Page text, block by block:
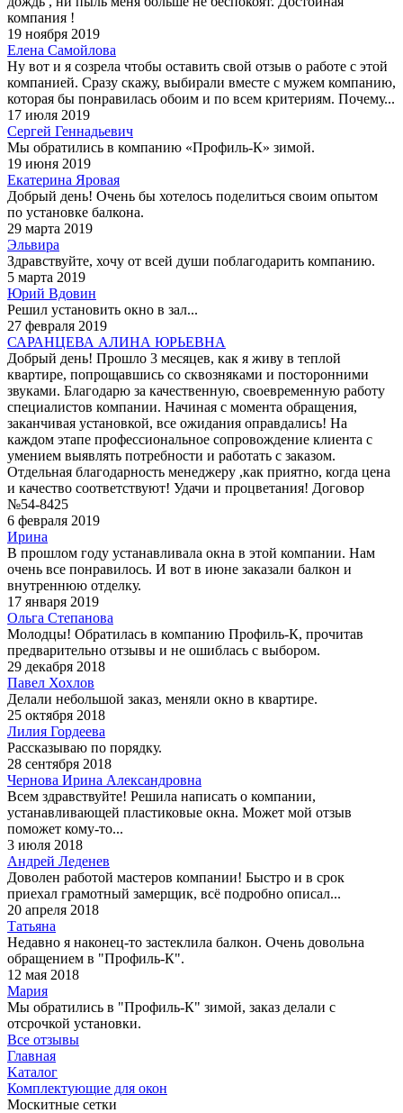
компания !
19 ноября 2019
Елена Самойлова
Ну вот и я созрела чтобы оставить свой отзыв о работе с этой
компанией. Сразу скажу, выбирали вместе с мужем компанию,
которая бы понравилась обоим и по всем критериям. Почему...
17 июля 2019
Сергей Геннадьевич
Мы обратились в компанию «Профиль-К» зимой.
19 июня 2019
Екатерина Яровая
Добрый день! Очень бы хотелось поделиться своим опытом
по установке балкона.
29 марта 2019
Эльвира
Здравствуйте, хочу от всей души поблагодарить компанию.
5 марта 2019
Юрий Вдовин
Решил установить окно в зал...
27 февраля 2019
САРАНЦЕВА АЛИНА ЮРЬЕВНА
Добрый день! Прошло 3 месяцев, как я живу в теплой
квартире, попрощавшись со сквозняками и посторонними
звуками. Благодарю за качественную, своевременную работу
специалистов компании. Начиная с момента обращения,
заканчивая установкой, все ожидания оправдались! На
каждом этапе профессиональное сопровождение клиента с
умением выявлять потребности и работать с заказом.
Отдельная благодарность менеджеру ,как приятно, когда цена
и качество соответствуют! Удачи и процветания! Договор
№54-8425
6 февраля 2019
Ирина
В прошлом году устанавливала окна в этой компании. Нам
очень все понравилось. И вот в июне заказали балкон и
внутреннюю отделку.
17 января 2019
Ольга Степанова
Молодцы! Обратилась в компанию Профиль-К, прочитав
предварительно отзывы и не ошиблась с выбором.
29 декабря 2018
Павел Хохлов
Делали небольшой заказ, меняли окно в квартире.
25 октября 2018
Лилия Гордеева
Рассказываю по порядку.
28 сентября 2018
Чернова Ирина Александровна
Всем здравствуйте! Решила написать о компании,
устанавливающей пластиковые окна. Может мой отзыв
поможет кому-то...
3 июля 2018
Андрей Леденев
Доволен работой мастеров компании! Быстро и в срок
приехал грамотный замерщик, всё подробно описал...
20 апреля 2018
Татьяна
Недавно я наконец-то застеклила балкон. Очень довольна
обращением в "Профиль-К".
12 мая 2018
Мария
Мы обратились в "Профиль-К" зимой, заказ делали с
отсрочкой установки.
Все отзывы
Главная
Kаталог
Комплектующие для окон
Москитные сетки